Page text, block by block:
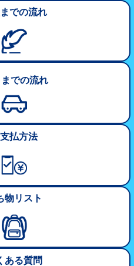
までの流れ
までの流れ
払方法
物リスト
ある質問